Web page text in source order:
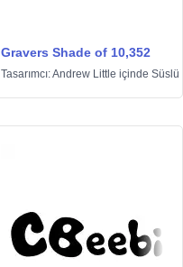
Gravers Shade of 10,352
Tasarımcı:Andrew Little içinde Süslü